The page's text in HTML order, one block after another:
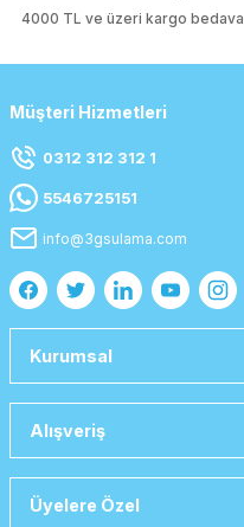
4000 TL ve üzeri kargo bedava
Müşteri Hizmetleri
0312 312 312 1
5546725151
info@3gsulama.com
Kurumsal
Alışveriş
Üyelere Özel